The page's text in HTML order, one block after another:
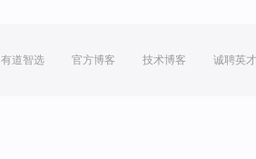
有道智选 官方博客 技术博客 诚聘英才